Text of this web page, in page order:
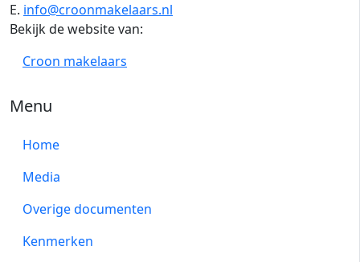
E. info@croonmakelaars.nl
Bekijk de website van:
Croon makelaars
Menu
Home
Media
Overige documenten
Kenmerken